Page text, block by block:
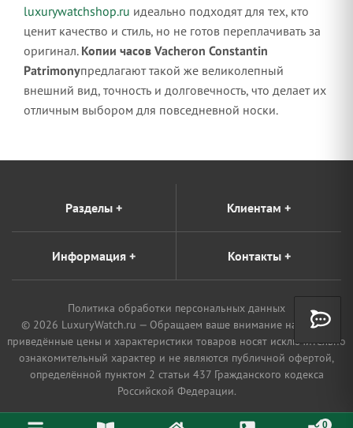
0
luxurywatchshop.ru идеально подходят для тех, кто
ценит качество и стиль, но не готов переплачивать за
оригинал. Копии часов Vacheron Constantin
Patrimonyпредлагают такой же великолепный
внешний вид, точность и долговечность, что делает их
отличным выбором для повседневной носки.
Разделы + Клиентам +
Информация + Контакты+
Политика обработки персональных данных
© 2026 LuxuryWatch.ru — Обращаем ваше внимание на то, что
приведённые цены и характеристики товаров носят исключительно
ознакомительный характер и не являются публичной офертой,
определённой пунктом 2 статьи 437 Гражданского кодекса
Российской Федерации.